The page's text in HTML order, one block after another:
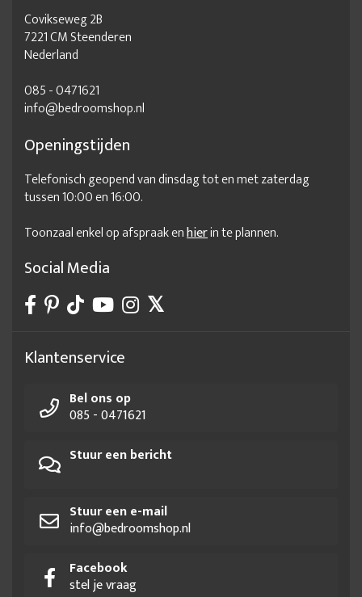
Covikseweg 2B
7221 CM Steenderen
Nederland
085 - 0471621
info@bedroomshop.nl
Openingstijden
Telefonisch geopend van dinsdag tot en met zaterdag
tussen 10:00 en 16:00.
Toonzaal enkel op afspraak enhierin te plannen.
Social Media
Klantenservice
Bel ons op
085 - 0471621
Stuur een bericht
Stuur een e-mail
info@bedroomshop.nl
Facebook
stel je vraag